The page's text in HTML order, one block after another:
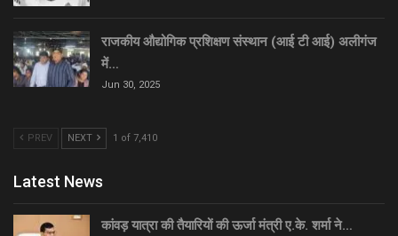
राजकीय औद्योगिक प्रशिक्षण संस्थान (आई टी आई) अलीगंज
में…
Jun 30, 2025
PREV NEXT 1 of 7,410
Latest News
कांवड़ यात्रा की तैयारियों की ऊर्जा मंत्री ए.के. शर्मा ने…